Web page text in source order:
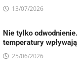
13/07/2026
Nie tylko
temperatury
25/06/2026